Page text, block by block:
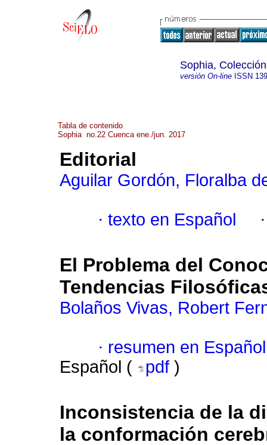
Sophia,
versión On-lineISSN
Tabla de contenido
Sophia no.22 Cuenca ene./jun. 2017
Editorial
Aguilar Gordón, Floralba
· texto en Español
El Problema del
Tendencias
Bolaños Vivas, Robert
· resumen en Español
Español (
pdf )
Inconsistencia de la
la conformación